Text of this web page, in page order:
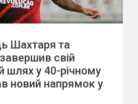
Шахтаря та
свій
шлях у 40-річному
новий напрямок у